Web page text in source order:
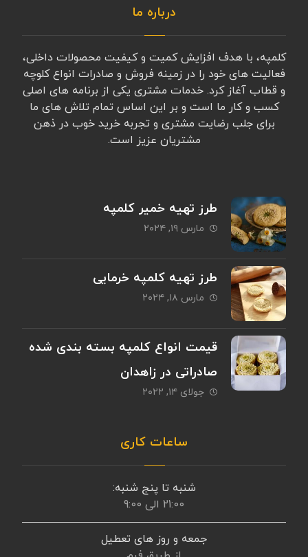
درباره ما
کلمپه، با هدف افزایش کمیت و کیفیت محصولات داخلی،
فعالیت های خود را در زمینه فروش و صادرات انواع کلوچه
و قطاب آغاز کرد. خدمات مشتری یکی از برنامه های اصلی
کسب و کار ما است و بر این اساس تمام تلاش های ما
برای جلب رضایت مشتری و تجربه خرید خوب در ذهن
مشتریان عزیز است.
طرز تهیه خمیر کلمپه
مارس ۱۹, ۲۰۲۴
طرز تهیه کلمپه خرمایی
مارس ۱۸, ۲۰۲۴
قیمت انواع کلمپه بسته بندی شده
صادراتی در زاهدان
جولای ۱۴, ۲۰۲۲
ساعات کاری
شنبه تا پنج شنبه:
21:00 الی 9:00
جمعه و روز های تعطیل